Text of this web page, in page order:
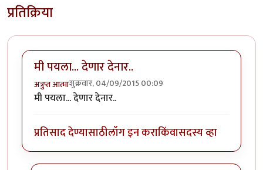
प्रतिक्रिया
मी पयला... देणार देनार..
अत्रुप्त आत्माशुक्रवार, 04/09/2015 00:09
मी पयला... देणार देनार..
प्रतिसाद देण्यासाठीलॉग इन कराकिंवासदस्य व्हा